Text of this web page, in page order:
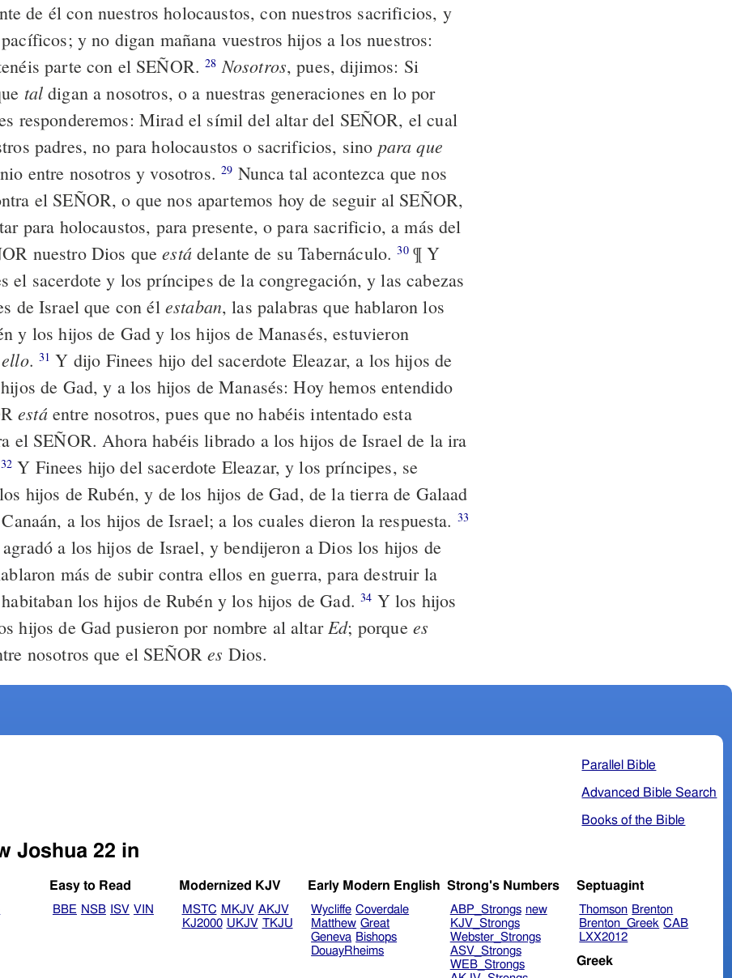
de él con nuestros holocaustos, con nuestros sacrificios, y
y no digan mañana vuestros hijos a los nuestros:
parte con el SEÑOR.28 Nosotros, pues, dijimos: Si
tal digan a nosotros, o a nuestras generaciones en lo por
responderemos: Mirad el símil del altar del SEÑOR, el cual
padres, no para holocaustos o sacrificios, sino para que
entre nosotros y vosotros.29 Nunca tal acontezca que nos
el SEÑOR, o que nos apartemos hoy de seguir al SEÑOR,
para holocaustos, para presente, o para sacrificio, a más del
nuestro Dios queestádelante de su Tabernáculo.30¶ Y
el sacerdote y los príncipes de la congregación, y las cabezas
de Israel que con él estaban, las palabras que hablaron los
y los hijos de Gad y los hijos de Manasés, estuvieron
.31 Y dijo Finees hijo del sacerdote Eleazar, a los hijos de
de Gad, y a los hijos de Manasés: Hoy hemos entendido
estáentre nosotros, pues que no habéis intentado esta
el SEÑOR. Ahora habéis librado a los hijos de Israel de la ira
32 Y Finees hijo del sacerdote Eleazar, y los príncipes, se
hijos de Rubén, y de los hijos de Gad, de la tierra de Galaad
a los hijos de Israel; a los cuales dieron la respuesta. 33
a los hijos de Israel, y bendijeron a Dios los hijos de
más de subir contra ellos en guerra, para destruir la
los hijos de Rubén y los hijos de Gad.34 Y los hijos
hijos de Gad pusieron por nombre al altarEd; porque es
nosotros que el SEÑORes Dios.
Parallel Bible
Advanced Bible Search
Books of the Bible
Joshua 22 in
Easy to Read
BBE NSB ISV VIN
Modernized KJV
MSTC MKJV AKJV
KJ2000 UKJV TKJU
Early Modern English
Wycliffe Coverdale
Matthew Great
Geneva Bishops
DouayRheims
Strong's Numbers
ABP_Strongs new
KJV_Strongs
Webster_Strongs
ASV_Strongs
WEB_Strongs
Septuagint
Thomson Brenton
Brenton_Greek CAB
LXX2012
Greek